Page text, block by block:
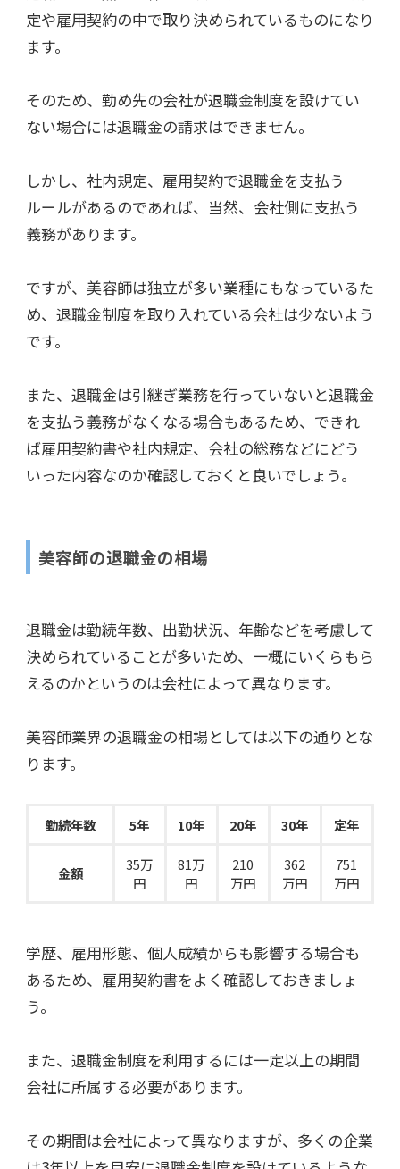
定や雇用契約の中で取り決められているものになり
ます。
そのため、勤め先の会社が退職金制度を設けてい
ない場合には退職金の請求はできません。
しかし、社内規定、雇用契約で退職金を支払う
ルールがあるのであれば、当然、会社側に支払う
義務があります。
ですが、美容師は独立が多い業種にもなっているた
め、退職金制度を取り入れている会社は少ないよう
です。
また、退職金は引継ぎ業務を行っていないと退職金
を支払う義務がなくなる場合もあるため、できれ
ば雇用契約書や社内規定、会社の総務などにどう
いった内容なのか確認しておくと良いでしょう。
美容師の退職金の相場
退職金は勤続年数、出勤状況、年齢などを考慮して
決められていることが多いため、一概にいくらもら
えるのかというのは会社によって異なります。
美容師業界の退職金の相場としては以下の通りとな
ります。
勤続年数 5年 10年 20年 30年 定年
金額
35万
円
81万
円
210
万円
362
万円
751
万円
学歴、雇用形態、個人成績からも影響する場合も
あるため、雇用契約書をよく確認しておきましょ
う。
また、退職金制度を利用するには一定以上の期間
会社に所属する必要があります。
その期間は会社によって異なりますが、多くの企業